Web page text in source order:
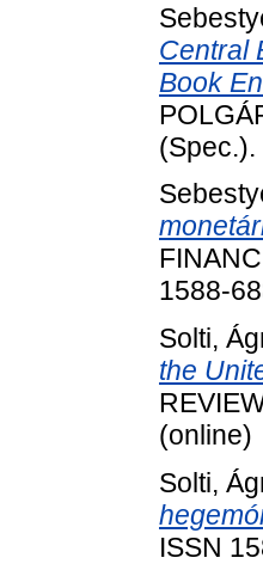
Central
Book
1588-
Solti,
the
(online)
Solti,
ISSN